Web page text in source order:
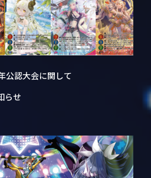
公認大会に関して
らせ